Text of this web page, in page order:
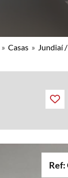
» Casas » Jundiaí /
Ref: